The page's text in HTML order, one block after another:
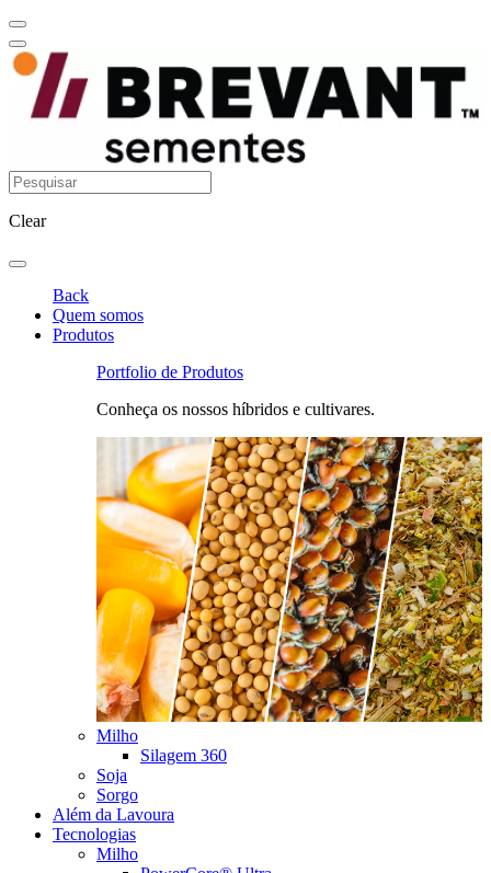
Clear
Back
Quem somos
Produtos
Portfolio de Produtos
Conheça os nossos híbridos e cultivares.
Milho
Silagem 360
Soja
Sorgo
Além da Lavoura
Tecnologias
Milho